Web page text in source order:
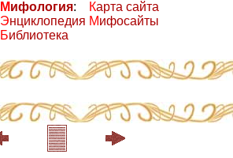
Мифология:
Энциклопедия
Библиотека
Карта сайта
Мифосайты